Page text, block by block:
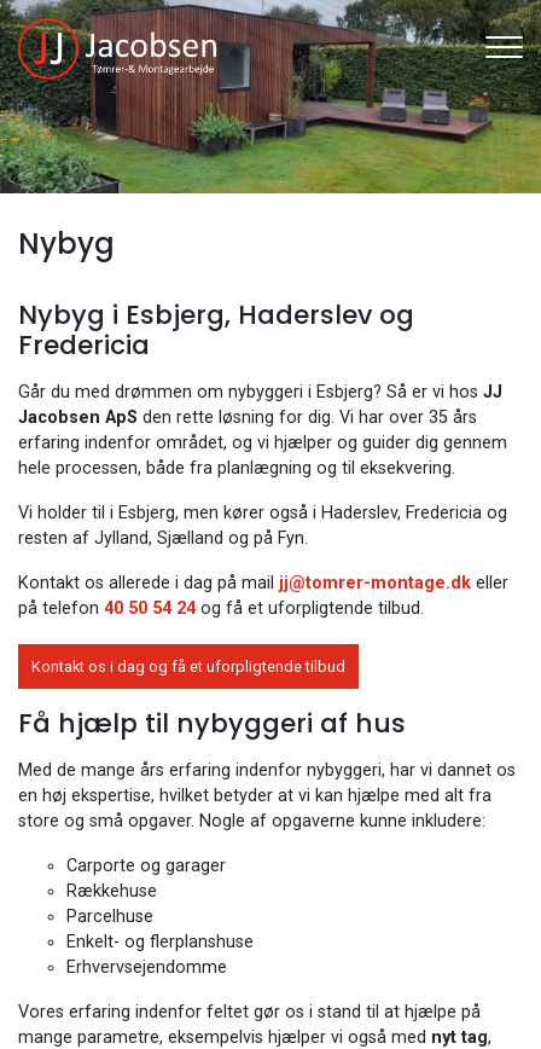
Gå
til
hovedindhold
Nybyg
Nybyg i Esbjerg, Haderslev og
Fredericia
Går du med drømmen om nybyggeri i Esbjerg? Så er vi hos JJ
Jacobsen ApS den rette løsning for dig. Vi har over 35 års
erfaring indenfor området, og vi hjælper og guider dig gennem
hele processen, både fra planlægning og til eksekvering.
Vi holder til i Esbjerg, men kører også i Haderslev, Fredericia og
resten af Jylland, Sjælland og på Fyn.
Kontakt os allerede i dag på mail jj@tomrer-montage.dk eller
på telefon 40 50 54 24og få et uforpligtende tilbud.
Kontakt os i dag og få et uforpligtende tilbud
Få hjælp til nybyggeri af hus
Med de mange års erfaring indenfor nybyggeri, har vi dannet os
en høj ekspertise, hvilket betyder at vi kan hjælpe med alt fra
store og små opgaver. Nogle af opgaverne kunne inkludere:
Carporte og garager
Rækkehuse
Parcelhuse
Enkelt- og flerplanshuse
Erhvervsejendomme
Vores erfaring indenfor feltet gør os i stand til at hjælpe på
mange parametre, eksempelvis hjælper vi også med nyt tag,